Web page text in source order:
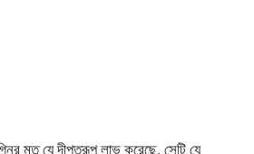
মত যে দীপ্তরূপ লাভ করেছে, সেটি যে